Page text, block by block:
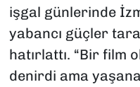
işgal günlerinde
yabancı güçler
hatırlattı. “Bir film
denirdi ama